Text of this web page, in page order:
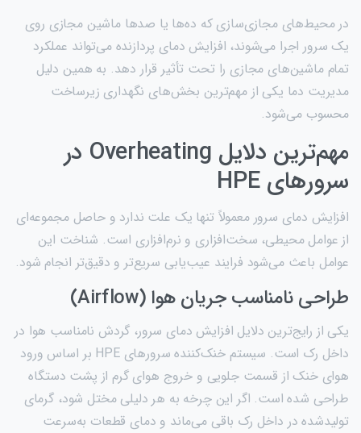
در محیط‌های مجازی‌سازی که ده‌ها یا صدها ماشین مجازی روی
یک سرور اجرا می‌شوند، افزایش دمای پردازنده می‌تواند عملکرد
تمام ماشین‌های مجازی را تحت تأثیر قرار دهد. به همین دلیل
مدیریت دما یکی از مهم‌ترین بخش‌های نگهداری زیرساخت
محسوب می‌شود.
مهم‌ترین دلایل Overheating در
سرورهای HPE
افزایش دمای سرور معمولاً تنها یک علت ندارد و حاصل مجموعه‌ای
از عوامل محیطی، سخت‌افزاری و نرم‌افزاری است. شناخت این
عوامل باعث می‌شود فرایند عیب‌یابی سریع‌تر و دقیق‌تر انجام شود.
طراحی نامناسب جریان هوا (Airflow)
یکی از رایج‌ترین دلایل افزایش دمای سرور، گردش نامناسب هوا در
داخل رک است. سیستم خنک‌کننده سرورهای HPE بر اساس ورود
هوای خنک از قسمت جلویی و خروج هوای گرم از پشت دستگاه
طراحی شده است. اگر این چرخه به هر دلیلی مختل شود، گرمای
تولیدشده در داخل رک باقی می‌ماند و دمای قطعات به‌سرعت